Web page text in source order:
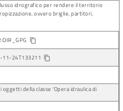
idrografico per rendere il territorio
ovvero briglie, partitori,
content_copy
24T133211 content_copy
oggetti della classe 'Opera idraulica di